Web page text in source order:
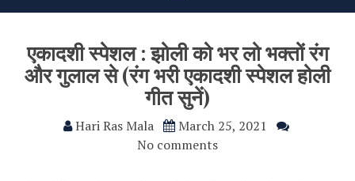
एकादशी स्पेशल : झोली को भर लो भक्तों रंग
और गुलाल से (रंग भरी एकादशी स्पेशल होली
गीत सुनें)
Hari Ras Mala
March 25, 2021
No comments